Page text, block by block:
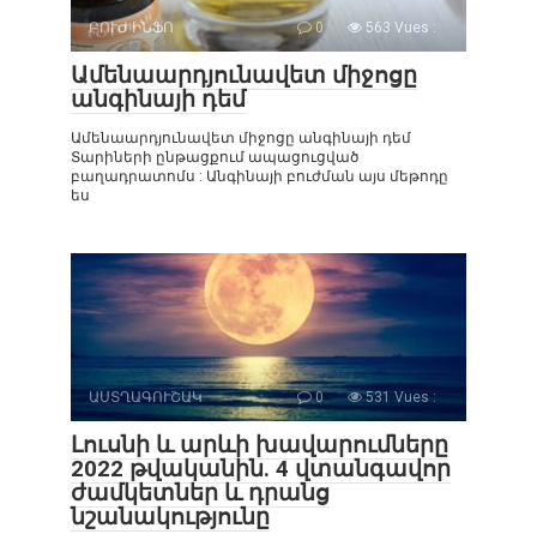
ԲՈՒԺ ԻՆՖՈ 0 563 Vues :
Ամենաարդյունավետ միջոցը
անգինայի դեմ
Ամենաարդյունավետ միջոցը անգինայի դեմ
Տարիների ընթացքում ապացուցված
բաղադրատոմս : Անգինայի բուժման այս մեթոդը
ես
ԱՍՏՂԱԳՈՒՇԱԿ 0 531 Vues :
Լուսնի և արևի խավարումները
2022 թվականին. 4 վտանգավոր
ժամկետներ և դրանց
նշանակությունը